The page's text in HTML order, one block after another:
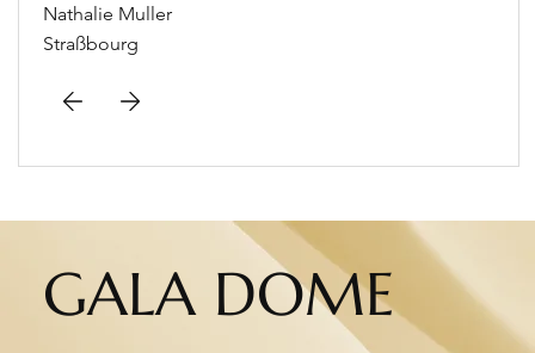
GALA DOME
Nathalie Muller
Straßbourg